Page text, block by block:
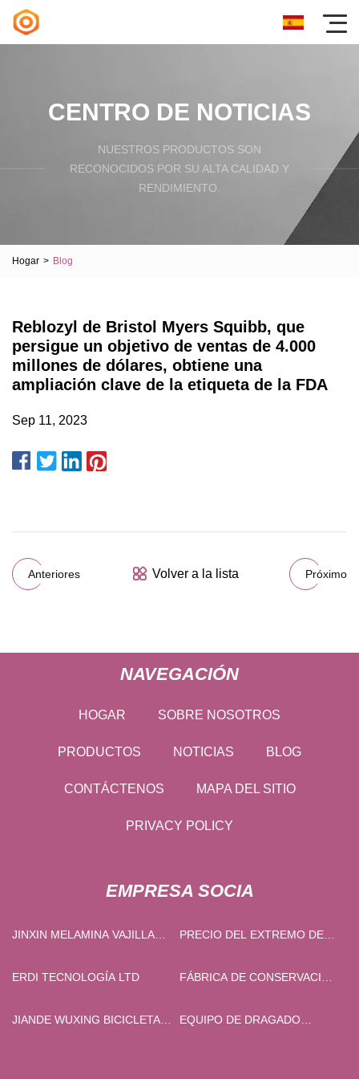
CENTRO DE NOTICIAS
NUESTROS PRODUCTOS SON
RECONOCIDOS POR SU ALTA CALIDAD Y
RENDIMIENTO.
Hogar > Blog
Reblozyl de Bristol Myers Squibb, que
persigue un objetivo de ventas de 4.000
millones de dólares, obtiene una
ampliación clave de la etiqueta de la FDA
Sep 11, 2023
Anteriores Volver a la lista Próximo
NAVEGACIÓN
HOGAR SOBRE NOSOTROS
PRODUCTOS NOTICIAS BLOG
CONTÁCTENOS MAPA DEL SITIO
PRIVACY POLICY
EMPRESA SOCIA
JINXIN MELAMINA VAJILLA
PRECIO DEL EXTREMO DE
ACOPLAMIENTO EXTERIOR
ERDI TECNOLOGÍA LTD
FÁBRICA DE CONSERVACIÓN
JIANDE WUXING BICICLETA
EQUIPO DE DRAGADO